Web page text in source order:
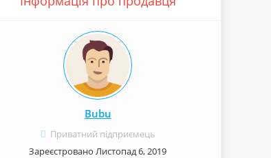
Bubu
Приватний підприємець
Зареєстровано Листопад 6, 2019